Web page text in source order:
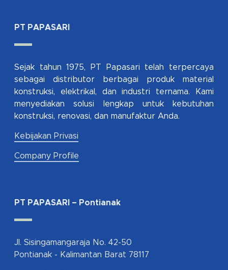
PT PAPASARI
Sejak tahun 1975, PT Papasari telah terpercaya
sebagai distributor berbagai produk material
konstruksi, elektrikal, dan industri ternama. Kami
menyediakan solusi lengkap untuk kebutuhan
konstruksi, renovasi, dan manufaktur Anda.
Kebijakan Privasi
Company Profile
PT PAPASARI – Pontianak
Jl. Sisingamangaraja No. 42-50
Pontianak - Kalimantan Barat 78117